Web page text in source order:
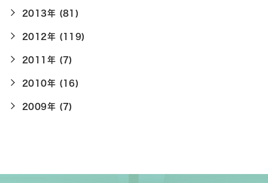
2013年 (81)
2012年 (119)
2011年 (7)
2010年 (16)
2009年 (7)